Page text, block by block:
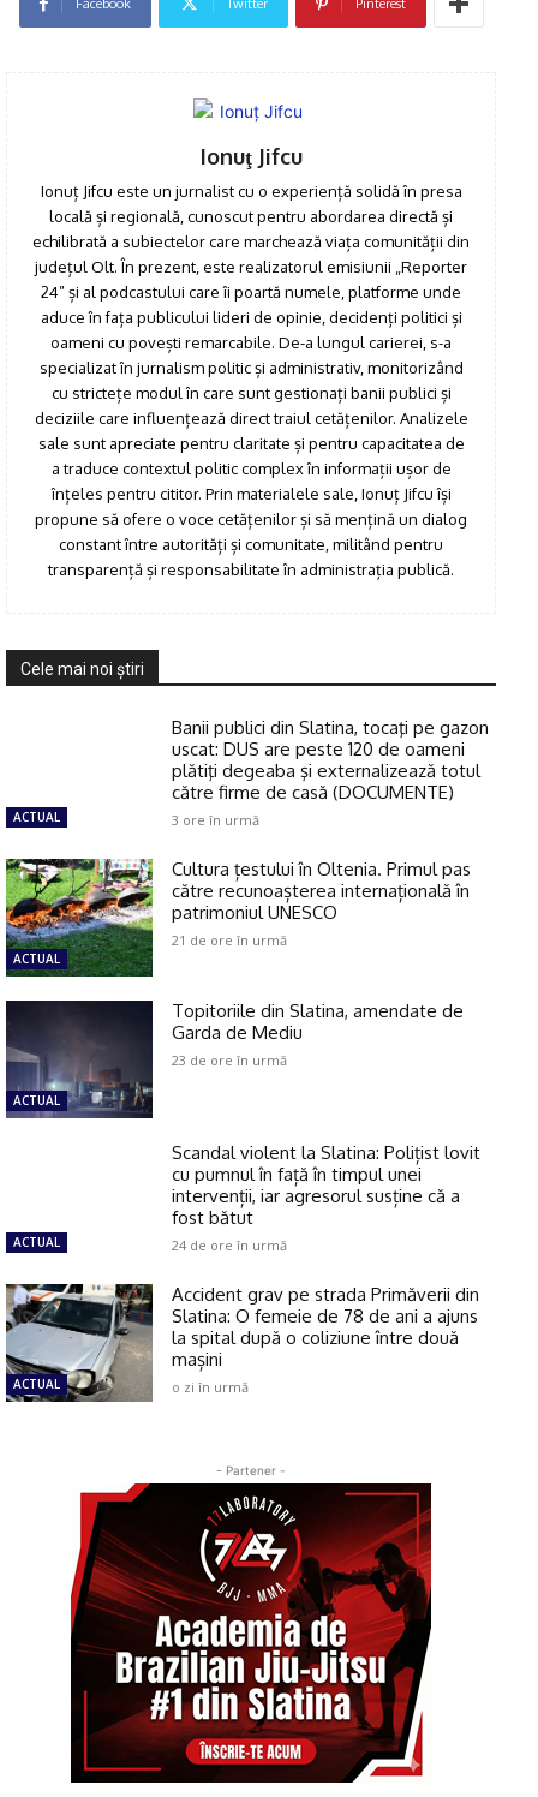
Click pe imagine
Facebook Twitter Pinterest
Ionuţ Jifcu
Ionuț Jifcu este un jurnalist cu o experiență solidă în presa
locală și regională, cunoscut pentru abordarea directă și
echilibrată a subiectelor care marchează viața comunității din
județul Olt. În prezent, este realizatorul emisiunii „Reporter
24” și al podcastului care îi poartă numele, platforme unde
aduce în fața publicului lideri de opinie, decidenți politici și
oameni cu povești remarcabile. De-a lungul carierei, s-a
specializat în jurnalism politic și administrativ, monitorizând
cu strictețe modul în care sunt gestionați banii publici și
deciziile care influențează direct traiul cetățenilor. Analizele
sale sunt apreciate pentru claritate și pentru capacitatea de
a traduce contextul politic complex în informații ușor de
înțeles pentru cititor. Prin materialele sale, Ionuț Jifcu își
propune să ofere o voce cetățenilor și să mențină un dialog
constant între autorități și comunitate, militând pentru
transparență și responsabilitate în administrația publică.
Cele mai noi ştiri
ACTUAL
Banii publici din Slatina, tocaţi pe gazon
uscat: DUS are peste 120 de oameni
plătiţi degeaba şi externalizează totul
către firme de casă (DOCUMENTE)
3 ore în urmă
ACTUAL
Cultura țestului în Oltenia. Primul pas
către recunoașterea internațională în
patrimoniul UNESCO
21 de ore în urmă
ACTUAL
Topitoriile din Slatina, amendate de
Garda de Mediu
23 de ore în urmă
ACTUAL
Scandal violent la Slatina: Polițist lovit
cu pumnul în față în timpul unei
intervenții, iar agresorul susține că a
fost bătut
24 de ore în urmă
ACTUAL
Accident grav pe strada Primăverii din
Slatina: O femeie de 78 de ani a ajuns
la spital după o coliziune între două
mașini
o zi în urmă
- Partener -